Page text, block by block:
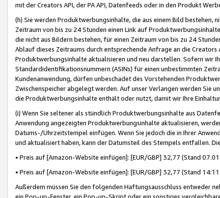
mit der Creators API, der PA API, Datenfeeds oder in den Produkt
(h) Sie werden Produktwerbungsinhalte, die aus einem Bild bestehen,
Zeitraum von bis zu 24 Stunden einen Link auf
die nicht aus Bildern bestehen, für einen Zeitraum von bis zu 24
Ablauf dieses Zeitraums durch entsprechende Anfrage an die
Produktwerbungsinhalte aktualisieren und neu darstellen. Sofern wir
Standardidentifikationsnummern (ASINs) für einen unbestimmten
Kundenanwendung, dürfen unbeschadet des Vorstehenden
Zwischenspeicher abgelegt werden. Auf unser Verlangen werden Sie
die Produktwerbungsinhalte enthält oder nutzt, damit wir Ihre
(i) Wenn Sie seltener als stündlich Produktwerbungsinhalte aus
Anwendung angezeigten Produktwerbungsinhalte aktualisieren,
Datums-/Uhrzeitstempel einfügen. Wenn Sie jedoch die in Ihrer
und aktualisiert haben, kann der Datumsteil des Stempels entfallen.
• Preis auf [Amazon-Website einfügen]: [EUR/GBP] 32,77 (Stand
• Preis auf [Amazon-Website einfügen]: [EUR/GBP] 32,77 (Stand
Außerdem müssen Sie den folgenden Haftungsausschluss entweder
ein Pop-up-Fenster, ein Pop-up-Skript oder ein sonstiges